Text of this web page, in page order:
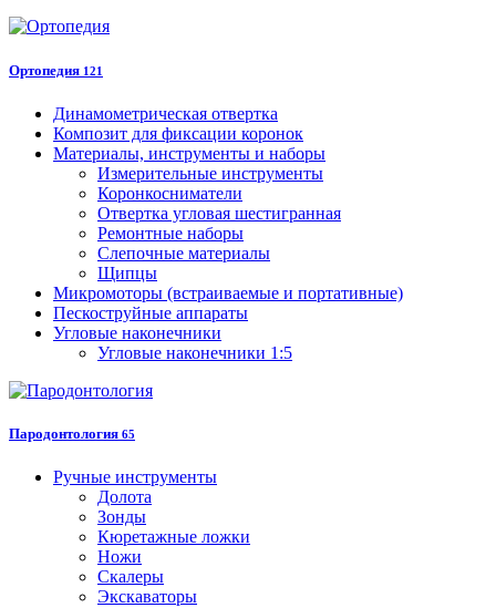
Ортопедия 121
Динамометрическая отвертка
Композит для фиксации коронок
Материалы, инструменты и наборы
Измерительные инструменты
Коронкосниматели
Отвертка угловая шестигранная
Ремонтные наборы
Слепочные материалы
Щипцы
Микромоторы (встраиваемые и портативные)
Пескоструйные аппараты
Угловые наконечники
Угловые наконечники 1:5
Пародонтология 65
Ручные инструменты
Долота
Зонды
Кюретажные ложки
Ножи
Скалеры
Экскаваторы